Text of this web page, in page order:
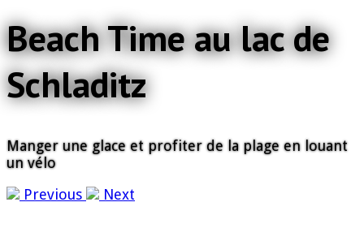
Beach Time au lac de
Schladitz
Manger une glace et profiter de la plage en louant
un vélo
Previous
Next